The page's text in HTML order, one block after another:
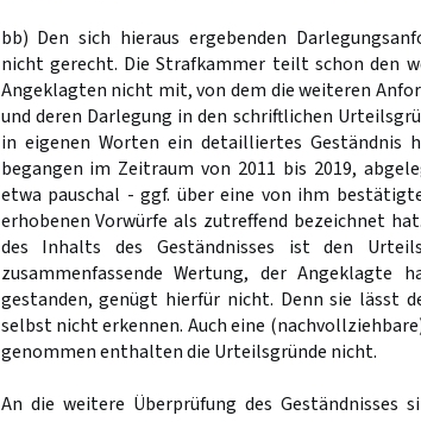
bb) Den sich hieraus ergebenden
nicht gerecht. Die Strafkammer teilt schon den
Angeklagten nicht mit, von dem die weiteren
und deren Darlegung in den schriftlichen
in eigenen Worten ein detailliertes Geständnis
begangen im Zeitraum von 2011 bis 2019,
etwa pauschal - ggf. über eine von ihm
erhobenen Vorwürfe als zutreffend bezeichnet
des Inhalts des Geständnisses ist den
zusammenfassende Wertung, der Angeklagte
gestanden, genügt hierfür nicht. Denn sie lässt
selbst nicht erkennen. Auch eine
genommen enthalten die Urteilsgründe nicht.
An die weitere Überprüfung des Geständnisses